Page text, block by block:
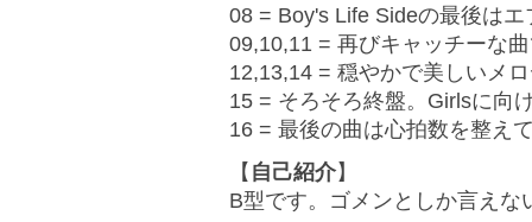
08 = Boy's Life Sideの最後は
09,10,11 = 再びキャッチーな
12,13,14 = 穏やかで美しいメ
15 = そろそろ終盤。Girlsに向
16 = 最後の曲は心拍数を整え
【 自己紹介】
B型です。ゴメンとしか言えな